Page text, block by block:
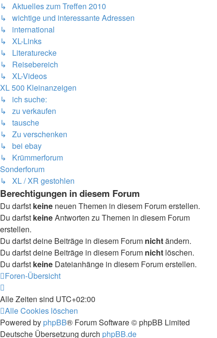
↳ Aktuelles zum Treffen 2010
↳ wichtige und interessante Adressen
↳ international
↳ XL-Links
↳ Literaturecke
↳ Reisebereich
↳ XL-Videos
XL 500 Kleinanzeigen
↳ ich suche:
↳ zu verkaufen
↳ tausche
↳ Zu verschenken
↳ bei ebay
↳ Krümmerforum
Sonderforum
↳ XL / XR gestohlen
Berechtigungen in diesem Forum
Du darfst keine neuen Themen in diesem Forum erstellen.
Du darfst keineAntworten zu Themen in diesem Forum
erstellen.
Du darfst deine Beiträge in diesem Forum nichtändern.
Du darfst deine Beiträge in diesem Forum nicht löschen.
Du darfst keine Dateianhänge in diesem Forum erstellen.
Foren-Übersicht
Alle Zeiten sind UTC+02:00
Alle Cookies löschen
Powered by phpBB® Forum Software © phpBB Limited
Deutsche Übersetzung durch phpBB.de